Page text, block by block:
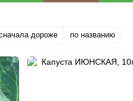
дороже по названию